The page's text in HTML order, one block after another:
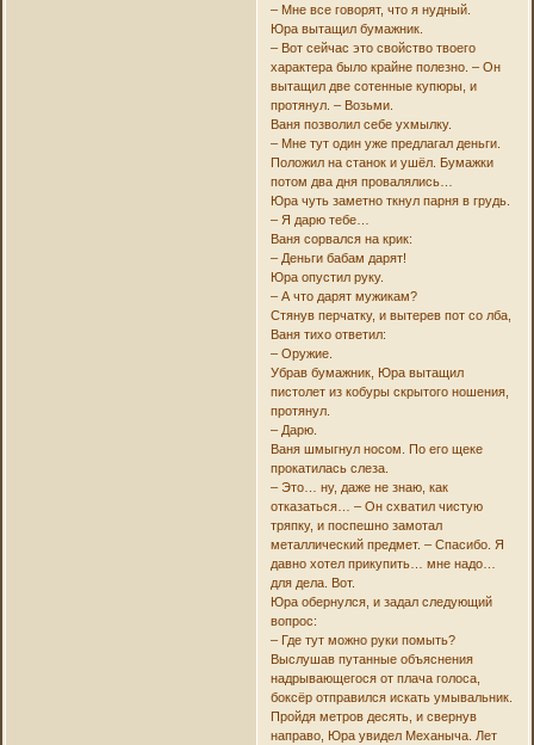
– Мне все говорят, что я нудный.
Юра вытащил бумажник.
– Вот сейчас это свойство твоего
характера было крайне полезно. – Он
вытащил две сотенные купюры, и
протянул. – Возьми.
Ваня позволил себе ухмылку.
– Мне тут один уже предлагал деньги.
Положил на станок и ушёл. Бумажки
потом два дня провалялись…
Юра чуть заметно ткнул парня в грудь.
– Я дарю тебе…
Ваня сорвался на крик:
– Деньги бабам дарят!
Юра опустил руку.
– А что дарят мужикам?
Стянув перчатку, и вытерев пот со лба,
Ваня тихо ответил:
– Оружие.
Убрав бумажник, Юра вытащил
пистолет из кобуры скрытого ношения,
протянул.
– Дарю.
Ваня шмыгнул носом. По его щеке
прокатилась слеза.
– Это… ну, даже не знаю, как
отказаться… – Он схватил чистую
тряпку, и поспешно замотал
металлический предмет. – Спасибо. Я
давно хотел прикупить… мне надо…
для дела. Вот.
Юра обернулся, и задал следующий
вопрос:
– Где тут можно руки помыть?
Выслушав путанные объяснения
надрывающегося от плача голоса,
боксёр отправился искать умывальник.
Пройдя метров десять, и свернув
направо, Юра увидел Механыча. Лет